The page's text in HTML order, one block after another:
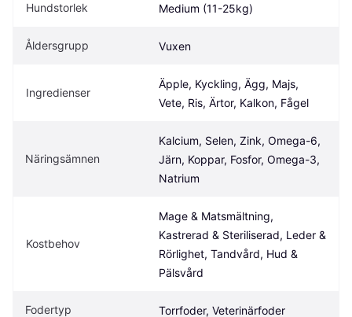
Hundstorlek Medium (11-25kg)
Åldersgrupp Vuxen
Ingredienser
Äpple, Kyckling, Ägg, Majs,
Vete, Ris, Ärtor, Kalkon, Fågel
Näringsämnen
Kalcium, Selen, Zink, Omega-6,
Järn, Koppar, Fosfor, Omega-3,
Natrium
Kostbehov
Mage & Matsmältning,
Kastrerad & Steriliserad, Leder &
Rörlighet, Tandvård, Hud &
Pälsvård
Fodertyp Torrfoder, Veterinärfoder